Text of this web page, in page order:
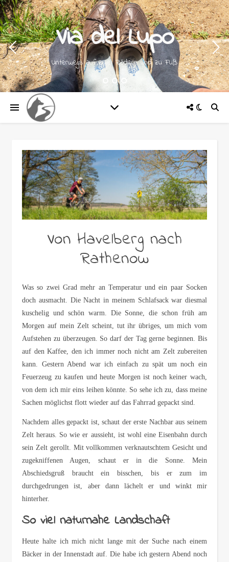
Via del Lupo
Unterwegs auf zwei Rädern und zu Fuß
Von Havelberg nach
Rathenow
Was so zwei Grad mehr an Temperatur und ein paar Socken
doch ausmacht. Die Nacht in meinem Schlafsack war diesmal
kuschelig und schön warm. Die Sonne, die schon früh am
Morgen auf mein Zelt scheint, tut ihr übriges, um mich vom
Aufstehen zu überzeugen. So darf der Tag gerne beginnen. Bis
auf den Kaffee, den ich immer noch nicht am Zelt zubereiten
kann. Gestern Abend war ich einfach zu spät um noch ein
Feuerzeug zu kaufen und heute Morgen ist noch keiner wach,
von dem ich mir eins leihen könnte. So sehe ich zu, dass meine
Sachen möglichst flott wieder auf das Fahrrad gepackt sind.
Nachdem alles gepackt ist, schaut der erste Nachbar aus seinem
Zelt heraus. So wie er aussieht, ist wohl eine Eisenbahn durch
sein Zelt gerollt. Mit vollkommen verknautschtem Gesicht und
zugekniffenen Augen, schaut er in die Sonne. Mein
Abschiedsgruß braucht ein bisschen, bis er zum im
durchgedrungen ist, aber dann lächelt er und winkt mir
hinterher.
So viel naturnahe Landschaft
Heute halte ich mich nicht lange mit der Suche nach einem
Bäcker in der Innenstadt auf. Die habe ich gestern Abend noch